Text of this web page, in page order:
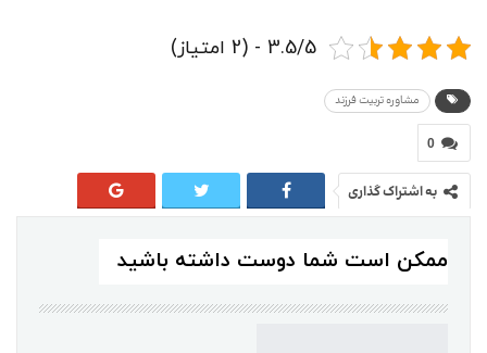
3.5/5 - (2 امتیاز)
مشاوره تربیت فرزند
0
به اشتراک گذاری
ممکن است شما دوست داشته باشید